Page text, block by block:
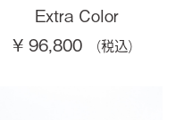
Extra Color
¥ 96,800